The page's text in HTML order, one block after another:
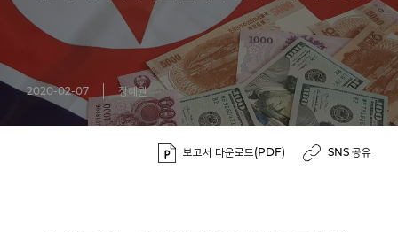
2020-02-07 장혜원
보고서 다운로드(PDF) SNS 공유